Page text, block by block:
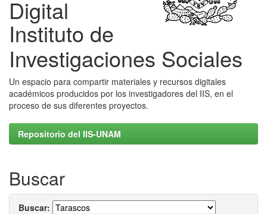
Digital
Instituto de
Investigaciones Sociales
Un espacio para compartir materiales y recursos digitales
académicos producidos por los investigadores del IIS, en el
proceso de sus diferentes proyectos.
Repositorio del IIS-UNAM
Buscar
Buscar: